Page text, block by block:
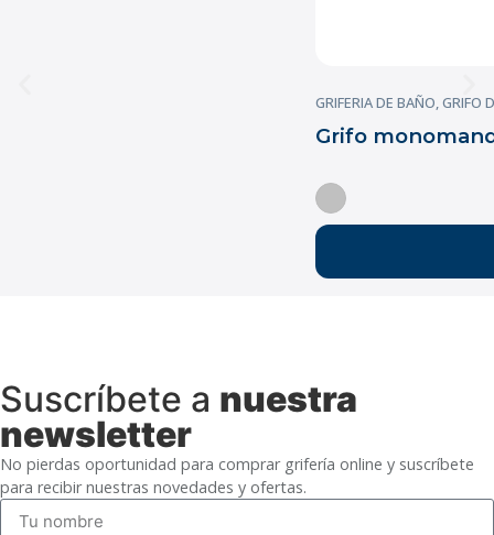
GRIFERIA DE BAÑO,GRIFO
Grifo
Suscríbete a nuestra
newsletter
No pierdas oportunidad para comprar grifería online y suscríbete
para recibir nuestras novedades y ofertas.